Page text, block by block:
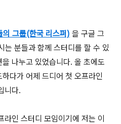
그룹(한국 리스퍼) 을 구글 그
는 분들과 함께 스터디를 할 수 있
나누고 있었습니다. 올 초에도
다가 어제 드디어 첫 오프라인
니다.
인 스터디 모임이기에 저는 이